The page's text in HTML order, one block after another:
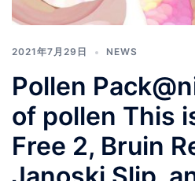
2021年7月29日 NEWS
Pollen
of pollen ⁠⁠⁠⁠This
Free 2, Bruin